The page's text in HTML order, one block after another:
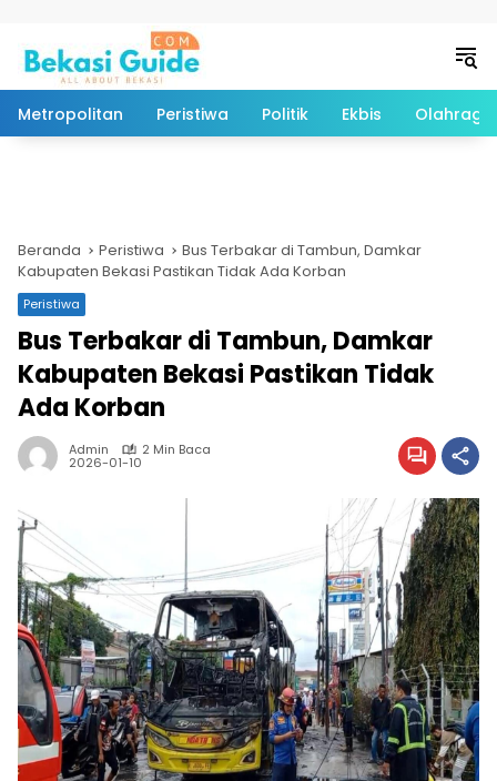
Metropolitan Peristiwa Politik Ekbis Olahraga
Beranda Peristiwa
Bus Terbakar di Tambun, Damkar
Kabupaten Bekasi Pastikan Tidak Ada Korban
Peristiwa
Bus Terbakar di Tambun, Damkar
Kabupaten Bekasi Pastikan Tidak
Ada Korban
Admin 2 Min Baca
2026-01-10